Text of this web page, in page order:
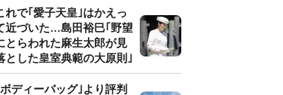
れで｢愛子天皇｣はかえっ
近づいた…島田裕巳｢野望
とらわれた麻生太郎が見
とした皇室典範の大原則｣
ディーバッグ｣より評判